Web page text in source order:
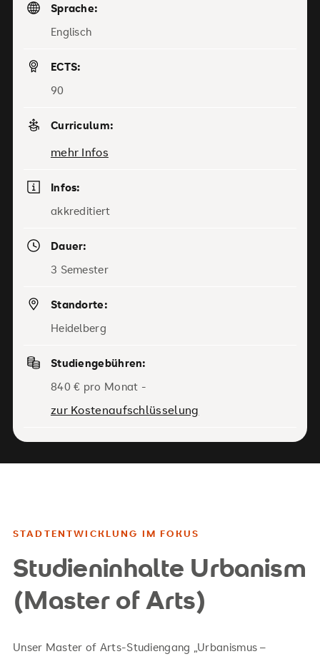
Sprache:
Englisch
ECTS:
90
Curriculum:
mehr Infos
Infos:
akkreditiert
Dauer:
3 Semester
Standorte:
Heidelberg
Studiengebühren:
840 € pro Monat -
zur Kostenaufschlüsselung
STADTENTWICKLUNG IM FOKUS
Studieninhalte Urbanism
(Master of Arts)
Unser Master of Arts-Studiengang „Urbanismus –